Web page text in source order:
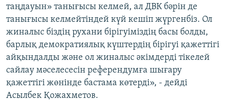
таңдауын» танығысы келмей, ал ДВК бәрін де
танығысы келмейтіндей күй кешіп жүргенбіз. Ол
жиналыс біздің рухани бірігуіміздің басы болды,
барлық демократиялық күштердің бірігуі қажеттігі
айқындалды және ол жиналыс әкімдерді тікелей
сайлау мәселесесін референдумға шығару
қажеттігі жөнінде бастама көтерді», - дейді
Асылбек Қожахметов.